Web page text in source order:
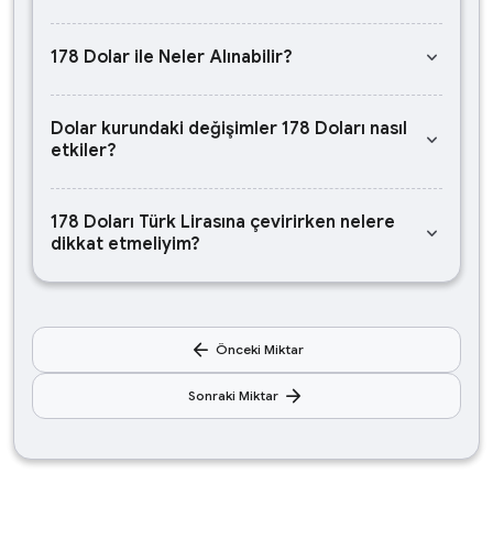
178 Dolar ile Neler Alınabilir? keyboard_arrow_down
Dolar kurundaki değişimler 178 Doları nasıl
etkiler?
keyboard_arrow_down
178 Doları Türk Lirasına çevirirken nelere
dikkat etmeliyim?
keyboard_arrow_down
arrow_back Önceki Miktar
Sonraki Miktar arrow_forward